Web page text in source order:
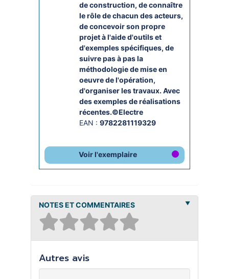
de construction, de connaître
le rôle de chacun des acteurs,
de concevoir son propre
projet à l'aide d'outils et
d'exemples spécifiques, de
suivre pas à pas la
méthodologie de mise en
oeuvre de l'opération,
d'organiser les travaux. Avec
des exemples de réalisations
récentes.©Electre
EAN : 9782281119329
Voir l'exemplaire
NOTES ET COMMENTAIRES
Autres avis